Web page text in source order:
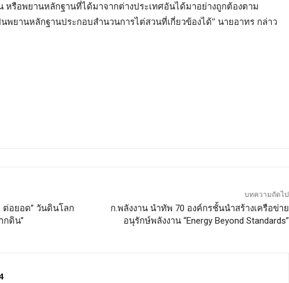
หรือพยานหลักฐานที่ได้มาจากต่างประเทศอันได้มาอย่างถูกต้องตาม
ยานหลักฐานประกอบสำนวนการไต่สวนที่เกี่ยวข้องได้” นายอาทร กล่าว
อยอด” วันดินโลก
กดิน”
บทความถัดไป
ก.พลังงาน นำทัพ 70 องค์กรชั้นนำสร้างเครือข่าย
อนุรักษ์พลังงาน “Energy Beyond Standards”